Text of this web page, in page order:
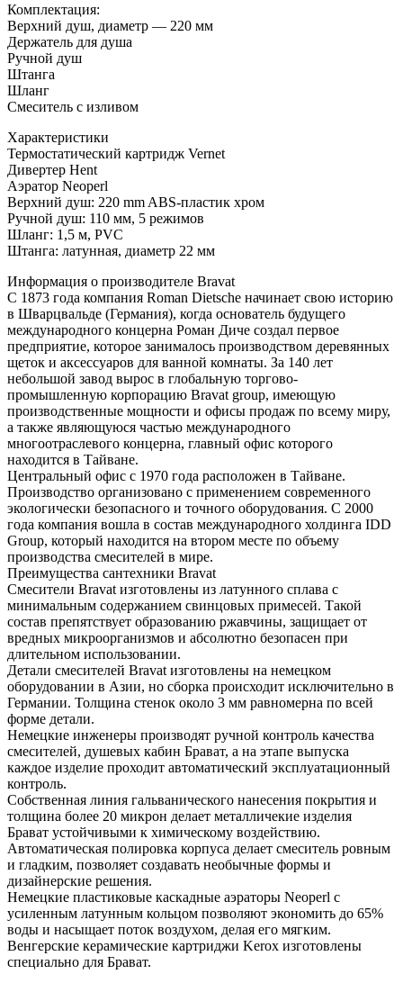
Комплектация:
Верхний душ, диаметр — 220 мм
Держатель для душа
Ручной душ
Штанга
Шланг
Смеситель с изливом
Характеристики
Термостатический картридж Vernet
Дивертер Hent
Аэратор Neoperl
Верхний душ: 220 mm ABS-пластик хром
Ручной душ: 110 мм, 5 режимов
Шланг: 1,5 м, PVC
Штанга: латунная, диаметр 22 мм
Информация о производителе Bravat
С 1873 года компания Roman Dietsche начинает свою историю
в Шварцвальде (Германия), когда основатель будущего
международного концерна Роман Диче создал первое
предприятие, которое занималось производством деревянных
щеток и аксессуаров для ванной комнаты. За 140 лет
небольшой завод вырос в глобальную торгово-
промышленную корпорацию Bravat group, имеющую
производственные мощности и офисы продаж по всему миру,
а также являющуюся частью международного
многоотраслевого концерна, главный офис которого
находится в Тайване.
Центральный офис с 1970 года расположен в Тайване.
Производство организовано с применением современного
экологически безопасного и точного оборудования. С 2000
года компания вошла в состав международного холдинга IDD
Group, который находится на втором месте по объему
производства смесителей в мире.
Преимущества сантехники Bravat
Смесители Bravat изготовлены из латунного сплава с
минимальным содержанием свинцовых примесей. Такой
состав препятствует образованию ржавчины, защищает от
вредных микроорганизмов и абсолютно безопасен при
длительном использовании.
Детали смесителей Bravat изготовлены на немецком
оборудовании в Азии, но сборка происходит исключительно в
Германии. Толщина стенок около 3 мм равномерна по всей
форме детали.
Немецкие инженеры производят ручной контроль качества
смесителей, душевых кабин Брават, а на этапе выпуска
каждое изделие проходит автоматический эксплуатационный
контроль.
Собственная линия гальванического нанесения покрытия и
толщина более 20 микрон делает металличекие изделия
Брават устойчивыми к химическому воздействию.
Автоматическая полировка корпуса делает смеситель ровным
и гладким, позволяет создавать необычные формы и
дизайнерские решения.
Немецкие пластиковые каскадные аэраторы Neoperl с
усиленным латунным кольцом позволяют экономить до 65%
воды и насыщает поток воздухом, делая его мягким.
Венгерские керамические картриджи Kerox изготовлены
специально для Брават.